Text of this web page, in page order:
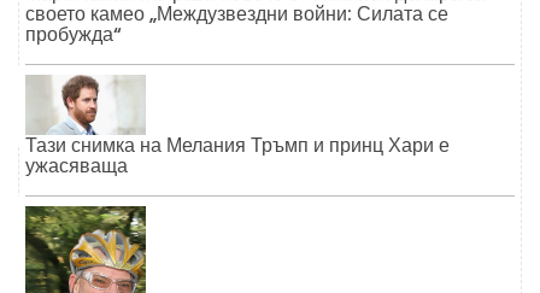
своето камео „Междузвездни войни: Силата се
пробужда“
Тази снимка на Мелания Тръмп и принц Хари е
ужасяваща